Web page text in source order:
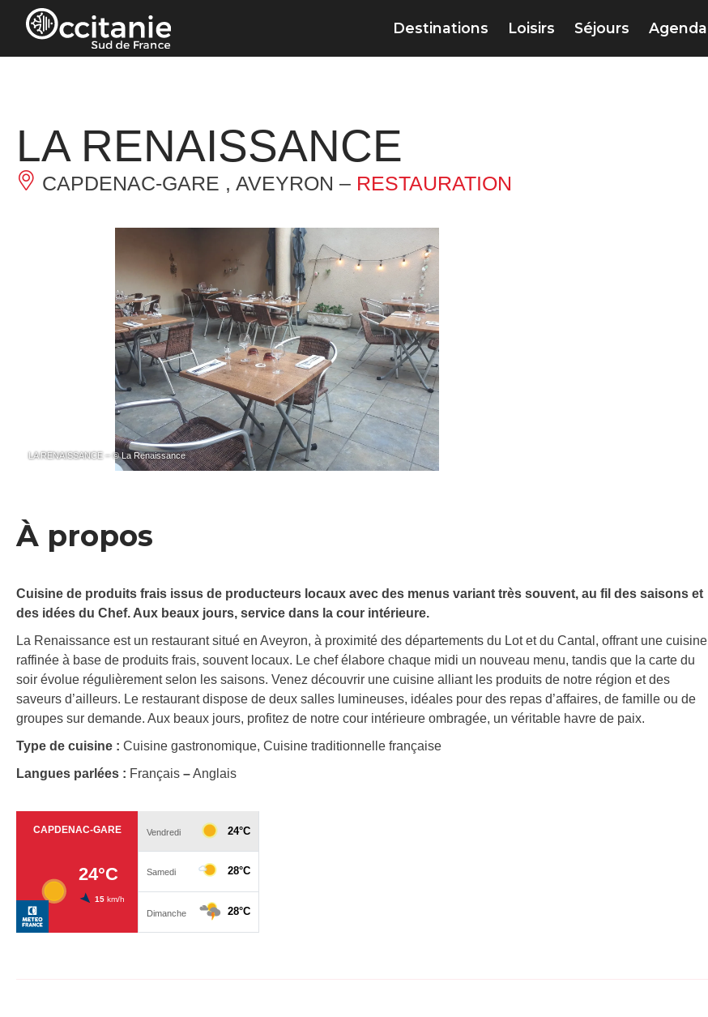
Panneau de gestion des cookies
Destinations Loisirs Séjours Agenda
LA RENAISSANCE
CAPDENAC-GARE , AVEYRON – RESTAURATION
LA RENAISSANCE – © La Renaissance
À propos
Cuisine de produits frais issus de producteurs locaux avec des menus variant très souvent, au fil des saisons et
des idées du Chef. Aux beaux jours, service dans la cour intérieure.
La Renaissance est un restaurant situé en Aveyron, à proximité des départements du Lot et du Cantal, offrant une cuisine
raffinée à base de produits frais, souvent locaux. Le chef élabore chaque midi un nouveau menu, tandis que la carte du
soir évolue régulièrement selon les saisons. Venez découvrir une cuisine alliant les produits de notre région et des
saveurs d’ailleurs. Le restaurant dispose de deux salles lumineuses, idéales pour des repas d’affaires, de famille ou de
groupes sur demande. Aux beaux jours, profitez de notre cour intérieure ombragée, un véritable havre de paix.
Type de cuisine : Cuisine gastronomique, Cuisine traditionnelle française
Langues parlées : Français –Anglais